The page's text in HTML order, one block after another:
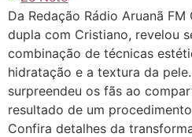
Da Redação Rádio Aruanã
dupla com Cristiano, revelou
combinação de técnicas
hidratação e a textura da
surpreendeu os fãs ao
resultado de um
Confira detalhes da